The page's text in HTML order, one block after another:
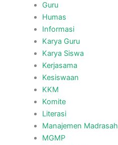
Guru
Humas
Informasi
Karya Guru
Karya Siswa
Kerjasama
Kesiswaan
KKM
Komite
Literasi
Manajemen Madrasah
MGMP